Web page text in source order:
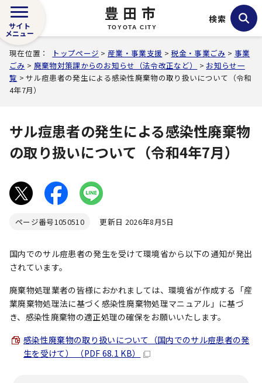
豊田市
TOYOTA CITY
サイト
メニュー
検索
現在位置： トップページ > 産業・事業支援 >税金・事業ごみ > 事業
ごみ > 廃棄物対策課からのお知らせ（法令改正など） > お知らせ一
覧 > サル痘患者の発生による感染性廃棄物の取り扱いについて（令和
4年7月）
サル痘患者の発生による感染性廃棄物
の取り扱いについて（令和4年7月）
ページ番号1050510 更新日 2026年8月5日
国内でのサル痘患者の発生を受けて環境省から以下の通知が発出
されています。
廃棄物処理業者の皆様におかれましては、環境省が作成する「産
業廃棄物処理法に基づく感染性廃棄物処理マニュアル」に基づ
き、感染性廃棄物の適正処理の確保をお願いいたします。
感染性廃棄物の取り扱いについて（国内でのサル痘患者の発
生を受けて） （PDF 68.1 KB）